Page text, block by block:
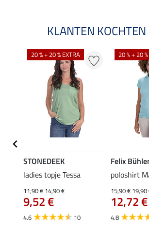
KLANTEN
20 % + 20 % EXTRA
STONEDEEK
ladies topje Tessa
11,90 €14,90 €
9,52 €
4.6 10
20 % + 20
Felix
poloshirt
15,90 €19,90
12,72 €
4.8